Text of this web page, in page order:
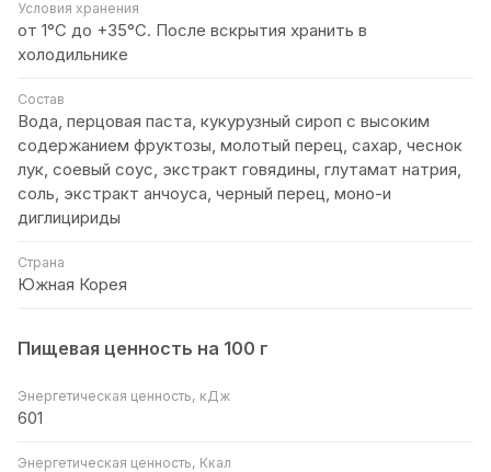
Условия хранения
от 1°С до +35°C. После вскрытия хранить в
холодильнике
Состав
Вода, перцовая паста, кукурузный сироп с высоким
содержанием фруктозы, молотый перец, сахар, чеснок
лук, соевый соус, экстракт говядины, глутамат натрия,
соль, экстракт анчоуса, черный перец, моно-и
диглицириды
Страна
Южная Корея
Пищевая ценность на 100 г
Энергетическая ценность, кДж
601
Энергетическая ценность, Ккал